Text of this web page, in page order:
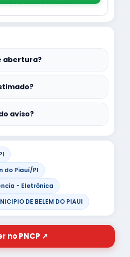
abertura?
aviso?
do Piauí/PI
- Eletrônica
DE BELEM DO PIAUI
no PNCP ↗